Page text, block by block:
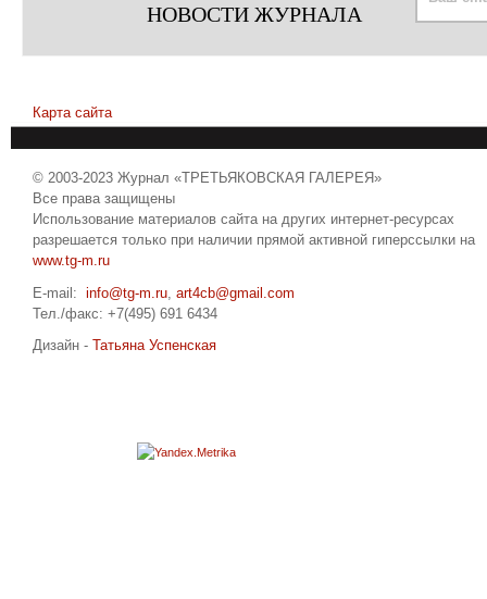
НОВОСТИ ЖУРНАЛА
Карта сайта
© 2003-2023 Журнал «ТРЕТЬЯКОВСКАЯ ГАЛЕРЕЯ»
Все права защищены
Использование материалов сайта на других интернет-ресурсах
разрешается только при наличии прямой активной гиперссылки на
www.tg-m.ru
E-mail: info@tg-m.ru art4cb@gmail.com
Тел./факс: +7(495) 691 6434
Дизайн - Татьяна Успенская